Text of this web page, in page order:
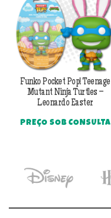
Funko Pocket Pop! Teenage
Mutant Ninja Turtles –
Leonardo Easter
PREÇO SOB CONSULTA